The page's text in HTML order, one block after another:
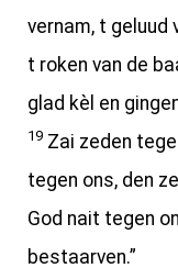
vernam, t geluud
t roken van de
glad kèl en
19 Zai zeden
tegen ons, den
God nait tegen
bestaarven.”